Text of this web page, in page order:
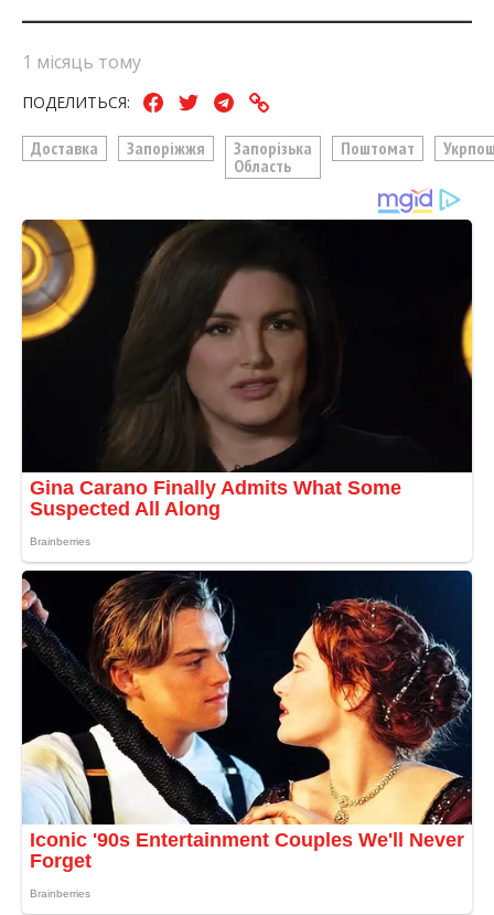
1 місяць тому
ПОДЕЛИТЬСЯ:
Доставка Запоріжжя
Запорізька
Область
Поштомат